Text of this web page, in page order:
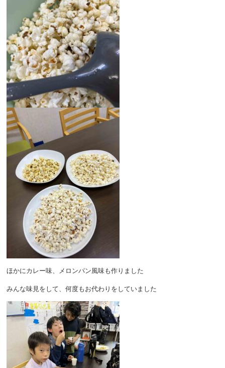
ほかにカレー味、メロンパン風味も作りました
みんな味見をして、何度もお代わりをしていました